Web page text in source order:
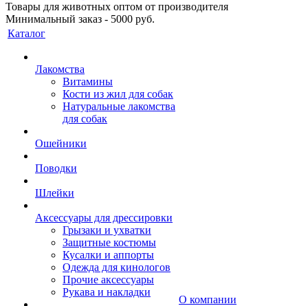
Товары для животных оптом от производителя
Минимальный заказ - 5000 руб.
Каталог
Лакомства
Витамины
Кости из жил для собак
Натуральные лакомства
для собак
Ошейники
Поводки
Шлейки
Аксессуары для дрессировки
Грызаки и ухватки
Защитные костюмы
Кусалки и аппорты
Одежда для кинологов
Прочие аксессуары
Рукава и накладки
О компании